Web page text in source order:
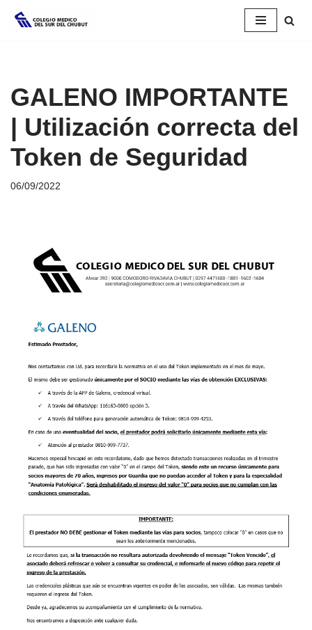
GALENO IMPORTANTE
| Utilización correcta del
Token de Seguridad
06/09/2022